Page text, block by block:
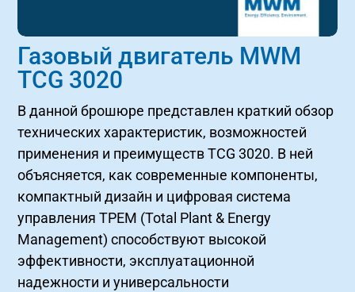
Газовый двигатель MWM
TCG 3020
В данной брошюре представлен краткий обзор
технических характеристик, возможностей
применения и преимуществ TCG 3020. В ней
объясняется, как современные компоненты,
компактный дизайн и цифровая система
управления TPEM (Total Plant & Energy
Management) способствуют высокой
эффективности, эксплуатационной
надежности и универсальности